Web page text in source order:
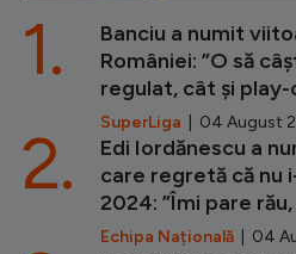
Banciu a numit
României: ”O să
regulat, cât și
SuperLiga | 04 August
1.
Edi Iordănescu a
care regretă că nu
2024: ”Îmi pare
Echipa Națională | 04
2.